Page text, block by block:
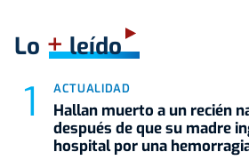
Lo +leído
ACTUALIDAD
Hallan muerto a un recién
después de que su madre
hospital por una